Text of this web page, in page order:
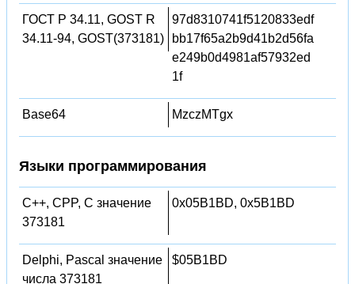
ГОСТ Р 34.11, GOST R
34.11-94, GOST(373181)
97d8310741f5120833edf
bb17f65a2b9d41b2d56fa
e249b0d4981af57932ed
1f
Base64 MzczMTgx
Языки программирования
C++, CPP, C значение
373181
0x05B1BD, 0x5B1BD
Delphi, Pascal значение
числа 373181
$05B1BD